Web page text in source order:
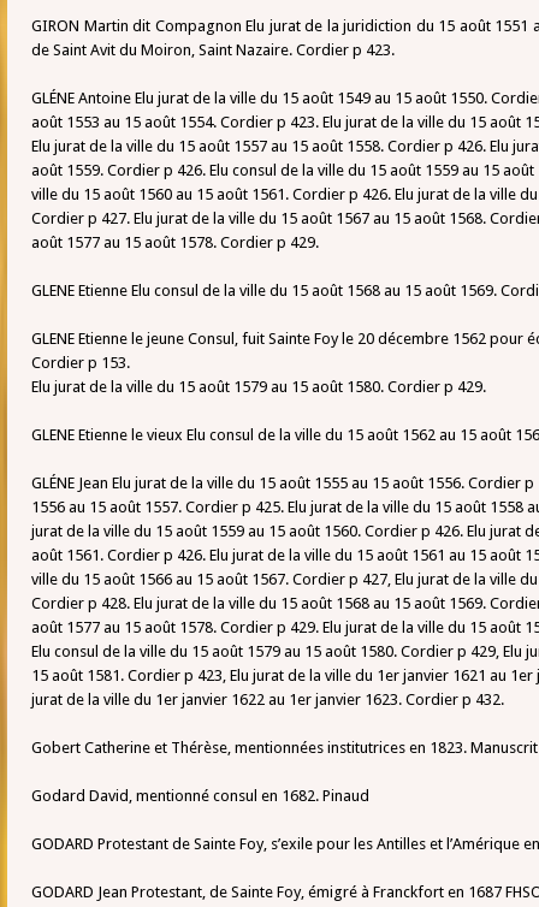
GIRON Martin dit Compagnon Elu jurat de la juridiction du 15 août 1551
de Saint Avit du Moiron, Saint Nazaire. Cordier p 423.
GLÉNE Antoine Elu jurat de la ville du 15 août 1549 au 15 août 1550.
août 1553 au 15 août 1554. Cordier p 423. Elu jurat de la ville du 15 août
Elu jurat de la ville du 15 août 1557 au 15 août 1558. Cordier p 426. Elu
août 1559. Cordier p 426. Elu consul de la ville du 15 août 1559 au 15
ville du 15 août 1560 au 15 août 1561. Cordier p 426. Elu jurat de la ville
Cordier p 427. Elu jurat de la ville du 15 août 1567 au 15 août 1568.
août 1577 au 15 août 1578. Cordier p 429.
GLENE Etienne Elu consul de la ville du 15 août 1568 au 15 août 1569.
GLENE Etienne le jeune Consul, fuit Sainte Foy le 20 décembre 1562
Cordier p 153.
Elu jurat de la ville du 15 août 1579 au 15 août 1580. Cordier p 429.
GLENE Etienne le vieux Elu consul de la ville du 15 août 1562 au 15 août
GLÉNE Jean Elu jurat de la ville du 15 août 1555 au 15 août 1556. Cordier
1556 au 15 août 1557. Cordier p 425. Elu jurat de la ville du 15 août 1558
jurat de la ville du 15 août 1559 au 15 août 1560. Cordier p 426. Elu jurat
août 1561. Cordier p 426. Elu jurat de la ville du 15 août 1561 au 15 août
ville du 15 août 1566 au 15 août 1567. Cordier p 427, Elu jurat de la ville
Cordier p 428. Elu jurat de la ville du 15 août 1568 au 15 août 1569.
août 1577 au 15 août 1578. Cordier p 429. Elu jurat de la ville du 15 août
Elu consul de la ville du 15 août 1579 au 15 août 1580. Cordier p 429, Elu
15 août 1581. Cordier p 423, Elu jurat de la ville du 1er janvier 1621 au
jurat de la ville du 1er janvier 1622 au 1er janvier 1623. Cordier p 432.
Gobert Catherine et Thérèse, mentionnées institutrices en 1823. Manuscrit
Godard David, mentionné consul en 1682. Pinaud
GODARD Protestant de Sainte Foy, s’exile pour les Antilles et l’Amérique
GODARD Jean Protestant, de Sainte Foy, émigré à Franckfort en 1687